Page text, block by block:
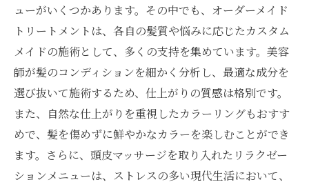
ューがいくつかあります。その中でも、オーダーメイド
トリートメントは、各自の髪質や悩みに応じたカスタム
メイドの施術として、多くの支持を集めています。美容
師が髪のコンディションを細かく分析し、最適な成分を
選び抜いて施術するため、仕上がりの質感は格別です。
また、自然な仕上がりを重視したカラーリングもおすす
めで、髪を傷めずに鮮やかなカラーを楽しむことができ
ます。さらに、頭皮マッサージを取り入れたリラクゼー
ションメニューは、ストレスの多い現代生活において、